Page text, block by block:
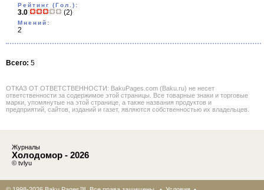
Рейтинг (Гол.):
3.0 (2)
Мнений:
2
Всего: 5
ОТКАЗ ОТ ОТВЕТСТВЕННОСТИ: BakuPages.com (Baku.ru) не несет
ответственности за содержимое этой страницы. Все товарные знаки и торговые
марки, упомянутые на этой странице, а также названия продуктов и
предприятий, сайтов, изданий и газет, являются собственностью их владельцев.
Журналы
Холодомор - 2026
© tvlyu